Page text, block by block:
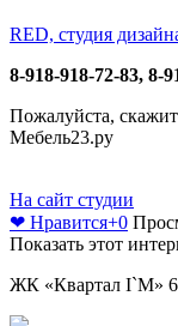
RED, студия
8-918-918-72-83, 8-
Пожалуйста,
Мебель23.ру
На сайт студии
❤ Нравится+0
Показать этот
ЖК «Квартал I`M»